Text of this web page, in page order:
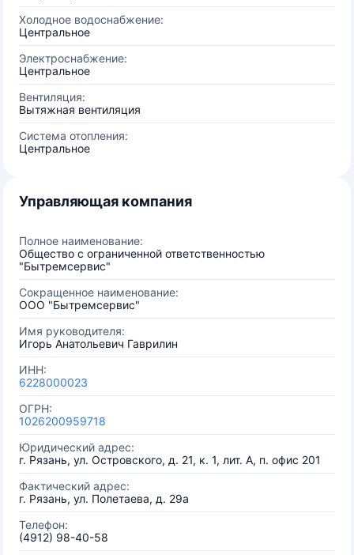
Холодное водоснабжение:
Центральное
Электроснабжение:
Центральное
Вентиляция:
Вытяжная вентиляция
Система отопления:
Центральное
Управляющая компания
Полное наименование:
Общество с ограниченной ответственностью
"Бытремсервис"
Сокращенное наименование:
ООО "Бытремсервис"
Имя руководителя:
Игорь Анатольевич Гаврилин
ИНН:
6228000023
ОГРН:
1026200959718
Юридический адрес:
г. Рязань, ул. Островского, д. 21, к. 1, лит. А, п. офис 201
Фактический адрес:
г. Рязань, ул. Полетаева, д. 29а
Телефон:
(4912) 98-40-58